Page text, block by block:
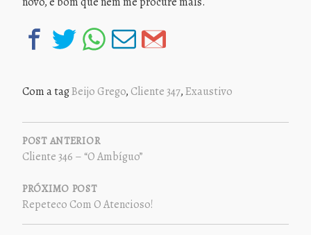
Com a tagBeijo Grego, Cliente 347,Exaustivo
NAVEGAÇÃO
DE
POST
POST ANTERIOR
Cliente 346 – “O Ambíguo”
PRÓXIMO POST
Repeteco Com O Atencioso!